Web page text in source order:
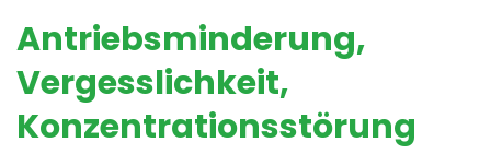
Antriebsminderung,
Vergesslichkeit,
Konzentrationsstörung